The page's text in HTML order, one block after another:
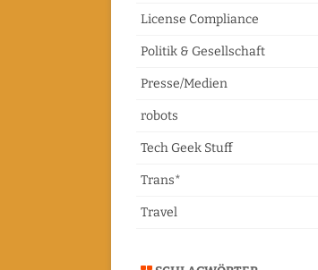
License Compliance
Politik & Gesellschaft
Presse/Medien
robots
Tech Geek Stuff
Trans*
Travel